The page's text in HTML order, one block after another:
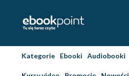
Kategorie Ebooki Audiobooki